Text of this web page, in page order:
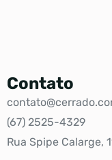
Contato
(67) 2525-4329
Rua Spipe Calarge,